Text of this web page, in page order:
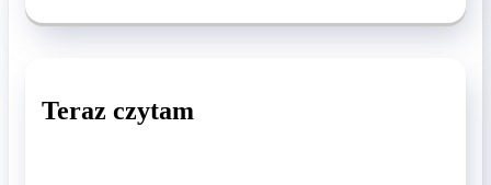
Teraz czytam